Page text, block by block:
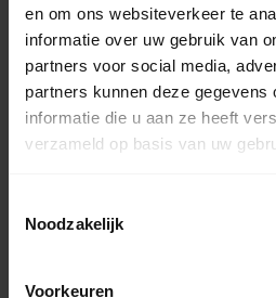
en om ons websiteverkeer te
informatie over uw gebruik van
partners voor social media,
partners kunnen deze gegevens
informatie die u aan ze heeft
verzameld op basis van uw
Noodzakelijk
Voorkeuren
PRODUKTBESCHREIBUNG
EIGENSCHAFTEN
Brauchst du Hilfe?